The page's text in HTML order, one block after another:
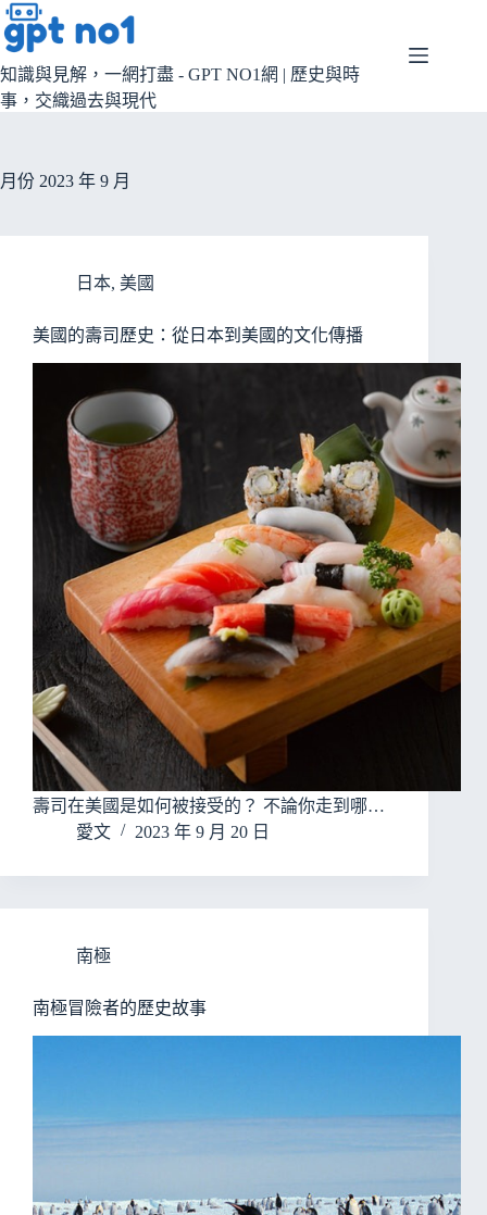
跳
至
主
要
知識與見解，一網打盡 - GPT NO1網 | 歷史與時
事，交織過去與現代
月份 2023 年 9 月
日本, 美國
美國的壽司歷史：從日本到美國的文化傳播
壽司在美國是如何被接受的？ 不論你走到哪…
愛文
2023 年 9 月 20 日
南極
南極冒險者的歷史故事